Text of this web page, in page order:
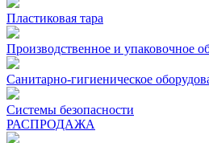
Пластиковая тара
Производственное и упаковочное
Санитарно-гигиеническое
Системы безопасности
РАСПРОДАЖА